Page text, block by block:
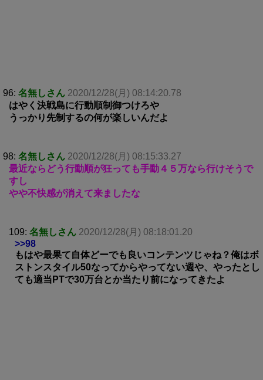
96: 名無しさん 2020/12/28(月) 08:14:20.78
はやく決戦島に行動順制御つけろや
うっかり先制するの何が楽しいんだよ
98: 名無しさん 2020/12/28(月) 08:15:33.27
最近ならどう行動順が狂っても手動４５万なら行けそうで
すし
やや不快感が消えて来ましたな
109: 名無しさん 2020/12/28(月) 08:18:01.20
>>98
もはや最果て自体どーでも良いコンテンツじゃね？俺はボ
ストンスタイル50なってからやってない週や、やったとし
ても適当PTで30万台とか当たり前になってきたよ